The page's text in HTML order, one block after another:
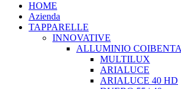
HOME
Azienda
TAPPARELLE
INNOVATIVE
ALLUMINIO
MULTILUX
ARIALUCE
ARIALUCE 40 HD